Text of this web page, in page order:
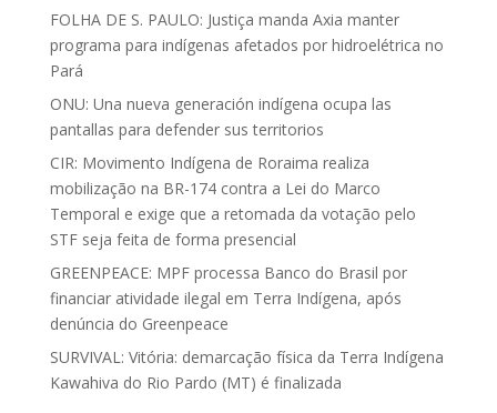
FOLHA DE S. PAULO: Justiça manda Axia manter
programa para indígenas afetados por hidroelétrica no
Pará
ONU: Una nueva generación indígena ocupa las
pantallas para defender sus territorios
CIR: Movimento Indígena de Roraima realiza
mobilização na BR-174 contra a Lei do Marco
Temporal e exige que a retomada da votação pelo
STF seja feita de forma presencial
GREENPEACE: MPF processa Banco do Brasil por
financiar atividade ilegal em Terra Indígena, após
denúncia do Greenpeace
SURVIVAL: Vitória: demarcação física da Terra Indígena
Kawahiva do Rio Pardo (MT) é finalizada